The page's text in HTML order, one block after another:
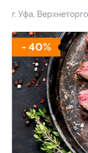
г. Уфа,
- 40%